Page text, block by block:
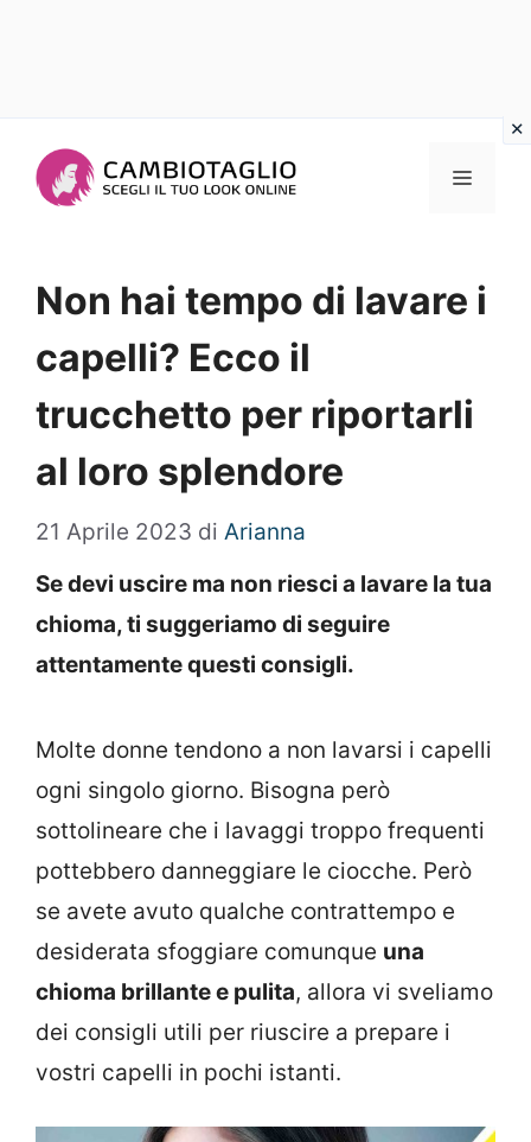
Menu
Non hai tempo di lavare i
capelli? Ecco il
trucchetto per riportarli
al loro splendore
21 Aprile 2023 di Arianna
Se devi uscire ma non riesci a lavare la tua
chioma, ti suggeriamo di seguire
attentamente questi consigli.
Molte donne tendono a non lavarsi i capelli
ogni singolo giorno. Bisogna però
sottolineare che i lavaggi troppo frequenti
pottebbero danneggiare le ciocche. Però
se avete avuto qualche contrattempo e
desiderata sfoggiare comunque una
chioma brillante e pulita, allora vi sveliamo
dei consigli utili per riuscire a prepare i
vostri capelli in pochi istanti.